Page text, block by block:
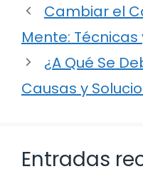
Cambiar el
Mente:
¿A Qué Se
Causas y
Entradas